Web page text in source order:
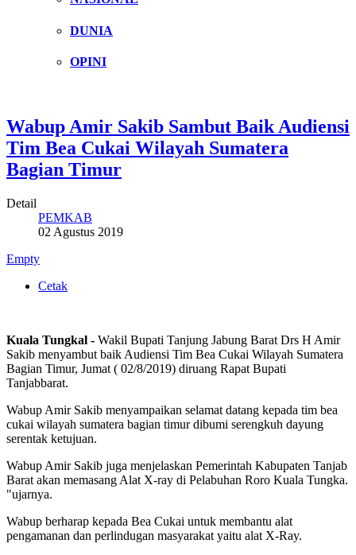
DUNIA
OPINI
Wabup Amir Sakib Sambut Baik Audiensi
Tim Bea Cukai Wilayah Sumatera
Bagian Timur
Detail
PEMKAB
02 Agustus 2019
Empty
Cetak
Kuala Tungkal - Wakil Bupati Tanjung Jabung Barat Drs H Amir
Sakib menyambut baik Audiensi Tim Bea Cukai Wilayah Sumatera
Bagian Timur, Jumat ( 02/8/2019) diruang Rapat Bupati
Tanjabbarat.
Wabup Amir Sakib menyampaikan selamat datang kepada tim bea
cukai wilayah sumatera bagian timur dibumi serengkuh dayung
serentak ketujuan.
Wabup Amir Sakib juga menjelaskan Pemerintah Kabupaten Tanjab
Barat akan memasang Alat X-ray di Pelabuhan Roro Kuala Tungka.
"ujarnya.
Wabup berharap kepada Bea Cukai untuk membantu alat
pengamanan dan perlindugan masyarakat yaitu alat X-Ray.